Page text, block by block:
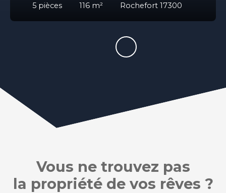
5 pièces 116 m² Rochefort 17300
Vous ne trouvez pas
la propriété de vos rêves ?